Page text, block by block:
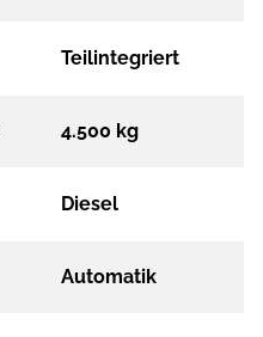
Teilintegriert
4.500 kg
Diesel
Automatik